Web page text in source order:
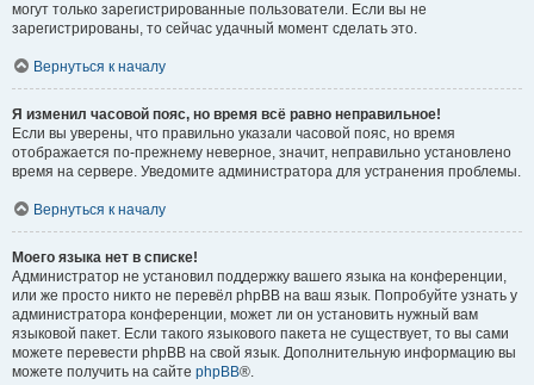
могут только зарегистрированные пользователи. Если вы не
зарегистрированы, то сейчас удачный момент сделать это.
Вернуться к началу
Я изменил часовой пояс, но время всё равно неправильное!
Если вы уверены, что правильно указали часовой пояс, но время
отображается по-прежнему неверное, значит, неправильно установлено
время на сервере. Уведомите администратора для устранения проблемы.
Вернуться к началу
Моего языка нет в списке!
Администратор не установил поддержку вашего языка на конференции,
или же просто никто не перевёл phpBB на ваш язык. Попробуйте узнать у
администратора конференции, может ли он установить нужный вам
языковой пакет. Если такого языкового пакета не существует, то вы сами
можете перевести phpBB на свой язык. Дополнительную информацию вы
можете получить на сайте phpBB®.